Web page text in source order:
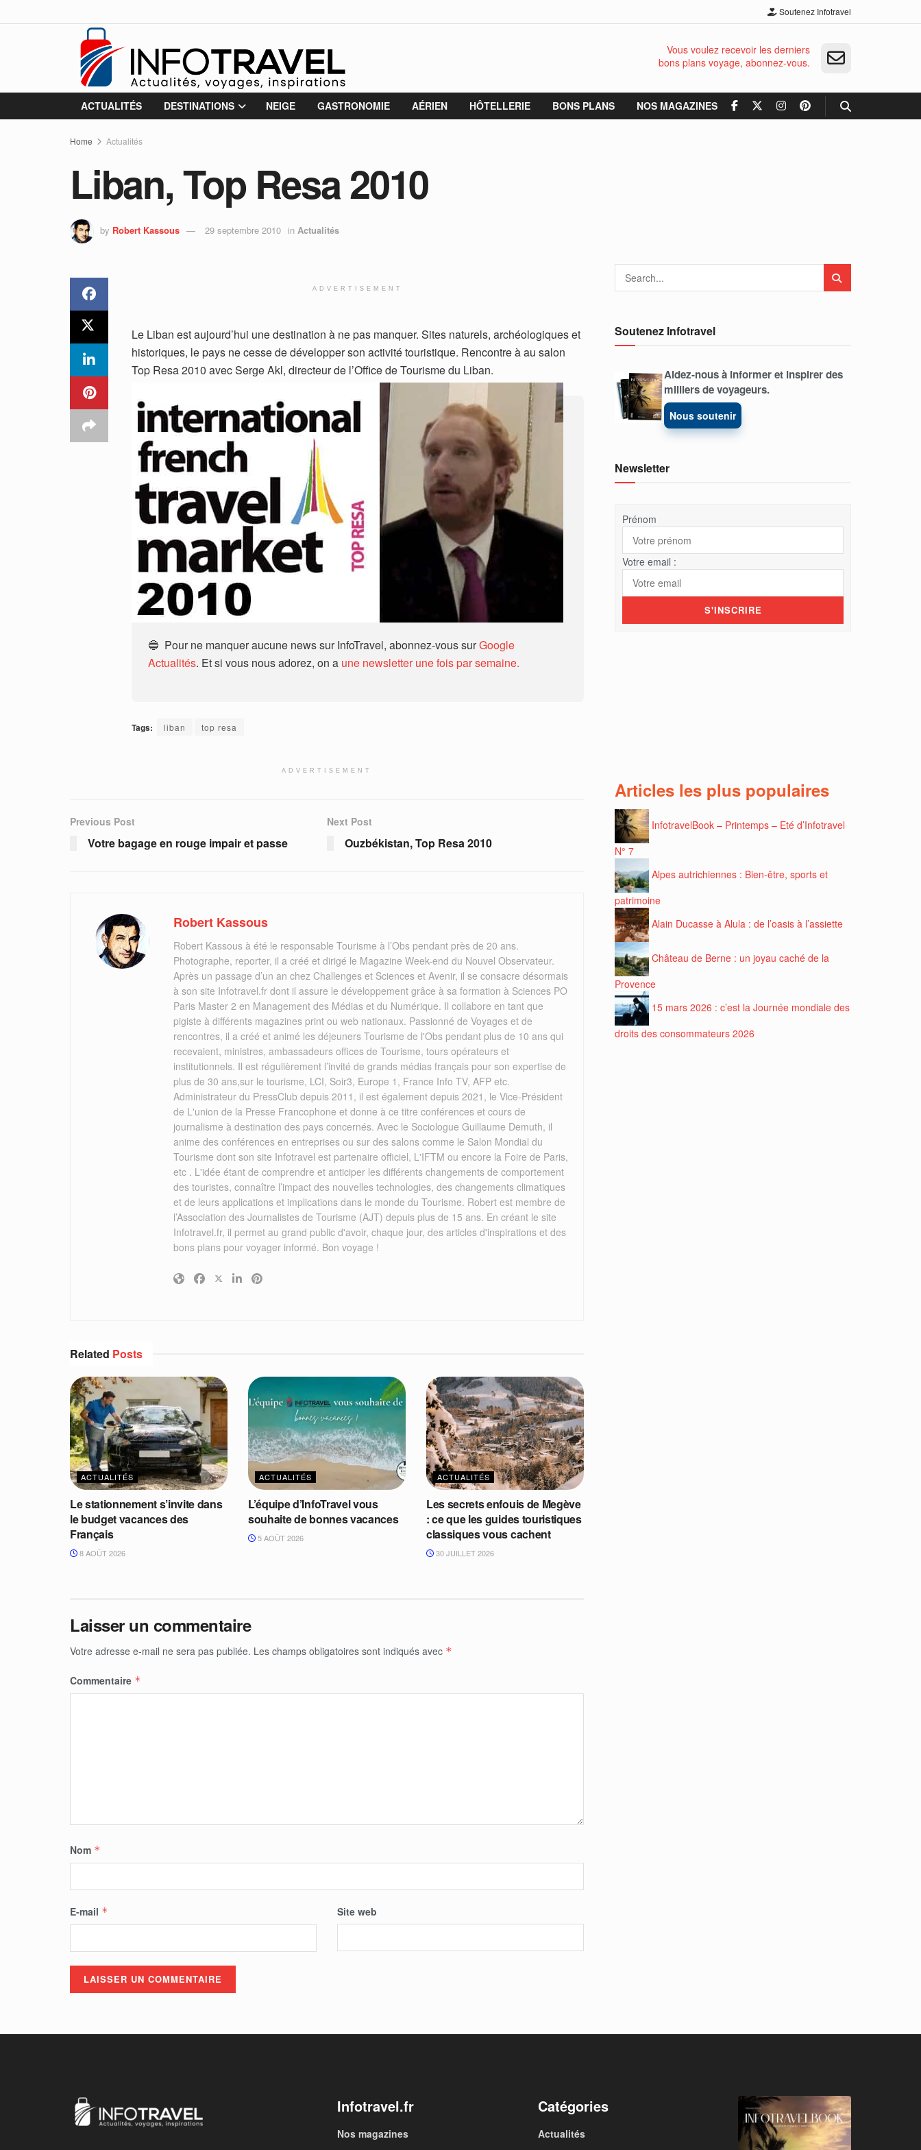
Soutenez Infotravel
Vous voulez recevoir les derniers
bons plans voyage, abonnez-vous.
ACTUALITÉS DESTINATIONS NEIGE GASTRONOMIE AÉRIEN HÔTELLERIE BONS PLANS NOS MAGAZINES
Home Actualités
Liban, Top Resa 2010
by Robert Kassous 29 septembre 2010 in Actualités
ADVERTISEMENT
Le Liban est aujourd’hui une destination à ne pas manquer. Sites naturels, archéologiques et
historiques, le pays ne cesse de développer son activité touristique. Rencontre à au salon
Top Resa 2010 avec Serge Akl, directeur de l’Office de Tourisme du Liban.
🔵 Pour ne manquer aucune news sur InfoTravel, abonnez-vous surGoogle
Actualités. Et si vous nous adorez, on a une newsletter une fois par semaine.
Tags: liban top resa
ADVERTISEMENT
Previous Post
Votre bagage en rouge impair et passe
Next Post
Ouzbékistan, Top Resa 2010
Robert Kassous
Robert Kassous à été le responsable Tourisme à l’Obs pendant près de 20 ans.
Photographe, reporter, il a créé et dirigé le Magazine Week-end du Nouvel Observateur.
Après un passage d’un an chez Challenges et Sciences et Avenir, il se consacre désormais
à son site Infotravel.fr dont il assure le développement grâce à sa formation à Sciences PO
Paris Master 2 en Management des Médias et du Numérique. Il collabore en tant que
pigiste à différents magazines print ou web nationaux. Passionné de Voyages et de
rencontres, il a créé et animé les déjeuners Tourisme de l'Obs pendant plus de 10 ans qui
recevaient, ministres, ambassadeurs offices de Tourisme, tours opérateurs et
institutionnels. Il est régulièrement l’invité de grands médias français pour son expertise de
plus de 30 ans,sur le tourisme, LCI, Soir3, Europe 1, France Info TV, AFP etc.
Administrateur du PressClub depuis 2011, il est également depuis 2021, le Vice-Président
de L'union de la Presse Francophone et donne à ce titre conférences et cours de
journalisme à destination des pays concernés. Avec le Sociologue Guillaume Demuth, il
anime des conférences en entreprises ou sur des salons comme le Salon Mondial du
Tourisme dont son site Infotravel est partenaire officiel, L'IFTM ou encore la Foire de Paris,
etc . L'idée étant de comprendre et anticiper les différents changements de comportement
des touristes, connaître l’impact des nouvelles technologies, des changements climatiques
et de leurs applications et implications dans le monde du Tourisme. Robert est membre de
l’Association des Journalistes de Tourisme (AJT) depuis plus de 15 ans. En créant le site
Infotravel.fr, il permet au grand public d'avoir, chaque jour, des articles d'inspirations et des
bons plans pour voyager informé. Bon voyage !
Related Posts
ACTUALITÉS
Le stationnement s’invite dans
le budget vacances des
Français
8 AOÛT 2026
ACTUALITÉS
L’équipe d’InfoTravel vous
souhaite de bonnes vacances
5 AOÛT 2026
ACTUALITÉS
Les secrets enfouis de Megève
: ce que les guides touristiques
classiques vous cachent
30 JUILLET 2026
Laisser un commentaire
Votre adresse e-mail ne sera pas publiée. Les champs obligatoires sont indiqués avec *
Commentaire *
Nom *
E-mail * Site web
Soutenez Infotravel
Aidez-nous à informer et inspirer des
milliers de voyageurs.
Nous soutenir
Newsletter
Prénom
Votre email :
Articles les plus populaires
InfotravelBook – Printemps – Eté d’Infotravel
N° 7
Alpes autrichiennes : Bien-être, sports et
patrimoine
Alain Ducasse à Alula : de l’oasis à l’assiette
Château de Berne : un joyau caché de la
Provence
15 mars 2026 : c’est la Journée mondiale des
droits des consommateurs 2026
Infotravel.fr
Nos magazines
Catégories
Actualités